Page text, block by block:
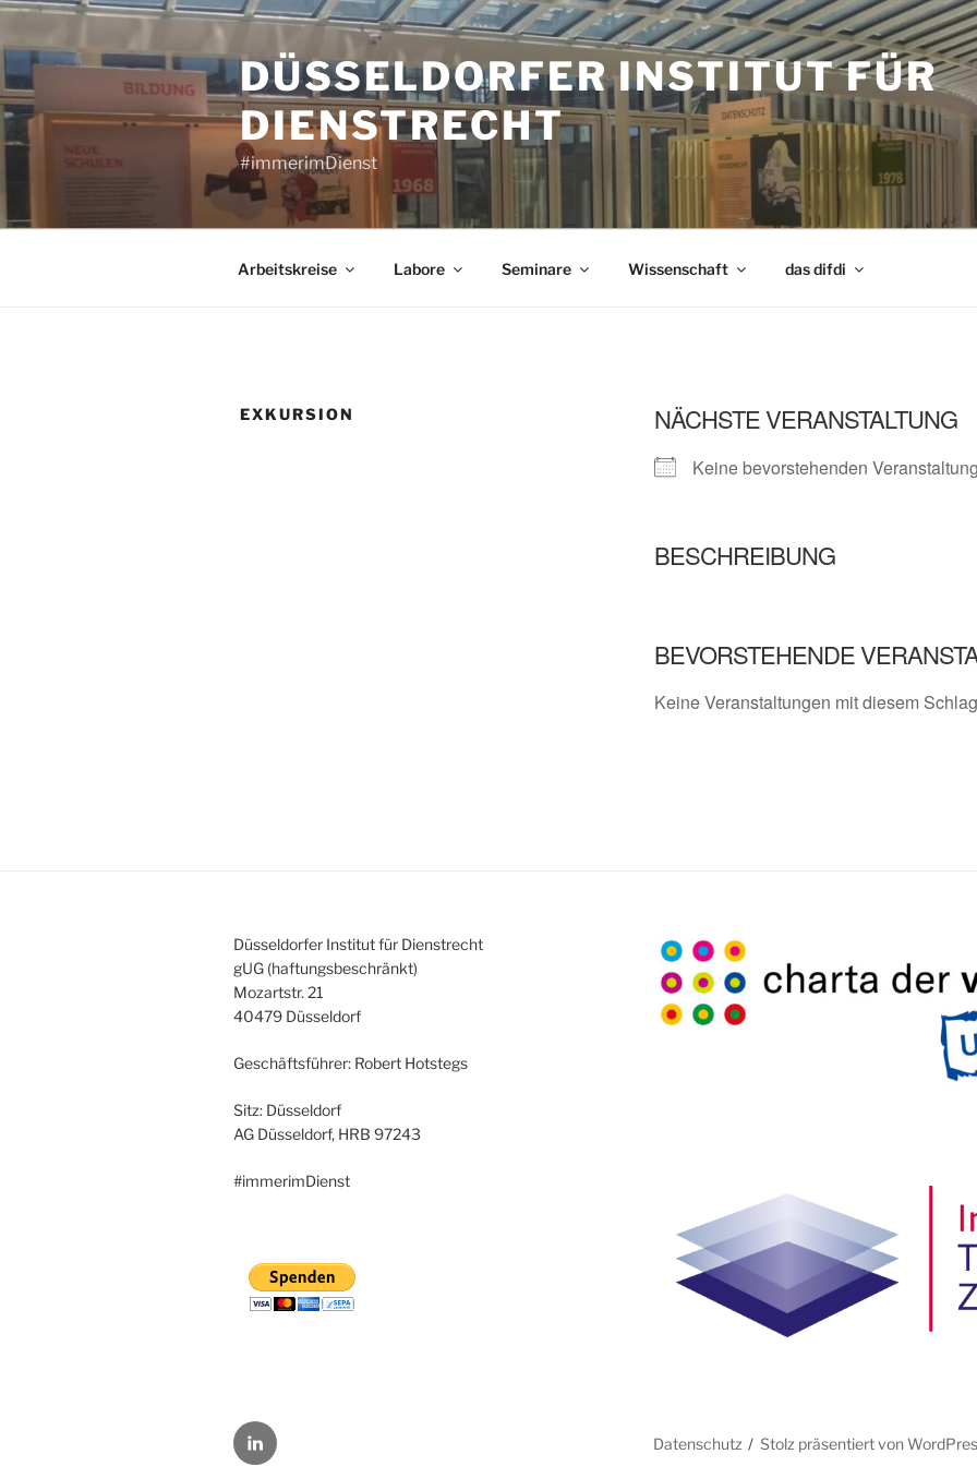
Zum
springen
DÜSSELDORFER INSTITUT FÜR
DIENSTRECHT
#immerimDienst
Arbeitskreise Labore Seminare Wissenschaft das difdi
EXKURSION NÄCHSTE VERANSTALTUNG
Keine bevorstehenden
BESCHREIBUNG
BEVORSTEHENDE
Keine Veranstaltungen mit diesem
Düsseldorfer Institut für Dienstrecht
gUG (haftungsbeschränkt)
Mozartstr. 21
40479 Düsseldorf
Geschäftsführer: Robert Hotstegs
Sitz: Düsseldorf
AG Düsseldorf, HRB 97243
#immerimDienst
LinkedIn Datenschutz Stolz präsentiert von